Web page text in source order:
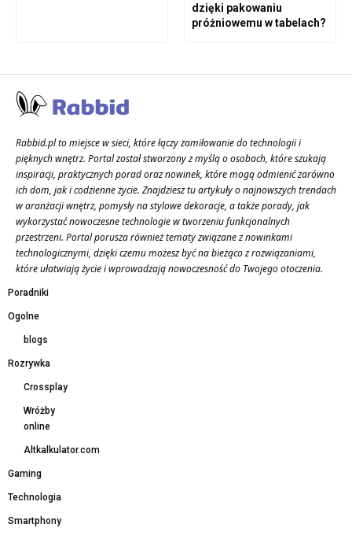
dzięki pakowaniu
próżniowemu w tabelach?
Rabbid.pl to miejsce w sieci, które łączy zamiłowanie do technologii i
pięknych wnętrz. Portal został stworzony z myślą o osobach, które szukają
inspiracji, praktycznych porad oraz nowinek, które mogą odmienić zarówno
ich dom, jak i codzienne życie. Znajdziesz tu artykuły o najnowszych trendach
w aranżacji wnętrz, pomysły na stylowe dekoracje, a także porady, jak
wykorzystać nowoczesne technologie w tworzeniu funkcjonalnych
przestrzeni. Portal porusza również tematy związane z nowinkami
technologicznymi, dzięki czemu możesz być na bieżąco z rozwiązaniami,
które ułatwiają życie i wprowadzają nowoczesność do Twojego otoczenia.
Poradniki
Ogolne
blogs
Rozrywka
Crossplay
Wróżby
online
Altkalkulator.com
Gaming
Technologia
Smartphony